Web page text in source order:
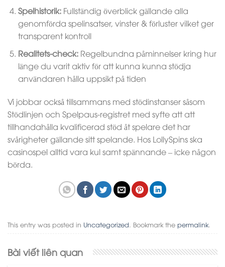
Spelhistorik:Fullständig överblick gällande alla
genomförda spelinsatser, vinster & förluster vilket ger
transparent kontroll
Realitets-check:Regelbundna påminnelser kring hur
länge du varit aktiv för att kunna kunna stödja
användaren hålla uppsikt på tiden
Vi jobbar också tillsammans med stödinstanser såsom
Stödlinjen och Spelpaus-registret med syfte att att
tillhandahålla kvalificerad stöd åt spelare det har
svårigheter gällande sitt spelande. Hos LollySpins ska
casinospel alltid vara kul samt spännande – icke någon
börda.
This entry was posted in Uncategorized. Bookmark the permalink.
Bài viết liên quan